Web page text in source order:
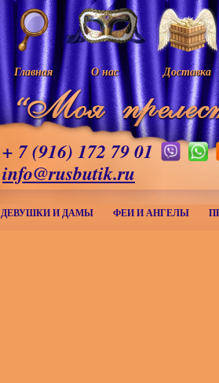
Главная О нас Доставка
+ 7 (916) 172 79 01
info@rusbutik.ru
ДЕВУШКИ И ДАМЫ ФЕИ И АНГЕЛЫ